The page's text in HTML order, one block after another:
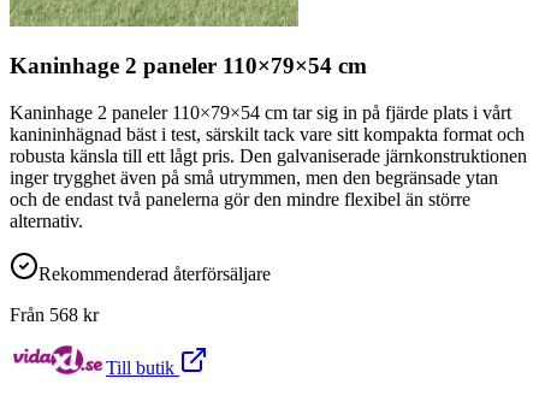
Kaninhage 2 paneler 110×79×54 cm
Kaninhage 2 paneler 110×79×54 cm tar sig in på fjärde plats i vårt
kanininhägnad bäst i test, särskilt tack vare sitt kompakta format och
robusta känsla till ett lågt pris. Den galvaniserade järnkonstruktionen
inger trygghet även på små utrymmen, men den begränsade ytan
och de endast två panelerna gör den mindre flexibel än större
alternativ.
Rekommenderad återförsäljare
Från 568 kr
Till butik